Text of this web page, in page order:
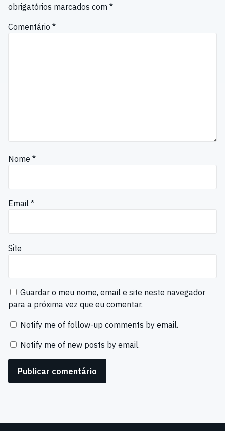
obrigatórios marcados com *
Comentário *
Nome *
Email *
Site
Guardar o meu nome, email e site neste navegador
para a próxima vez que eu comentar.
Notify me of follow-up comments by email.
Notify me of new posts by email.